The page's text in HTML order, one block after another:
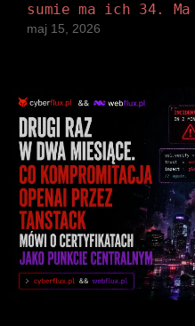
sumie ma ich 34.
maj 15, 2026